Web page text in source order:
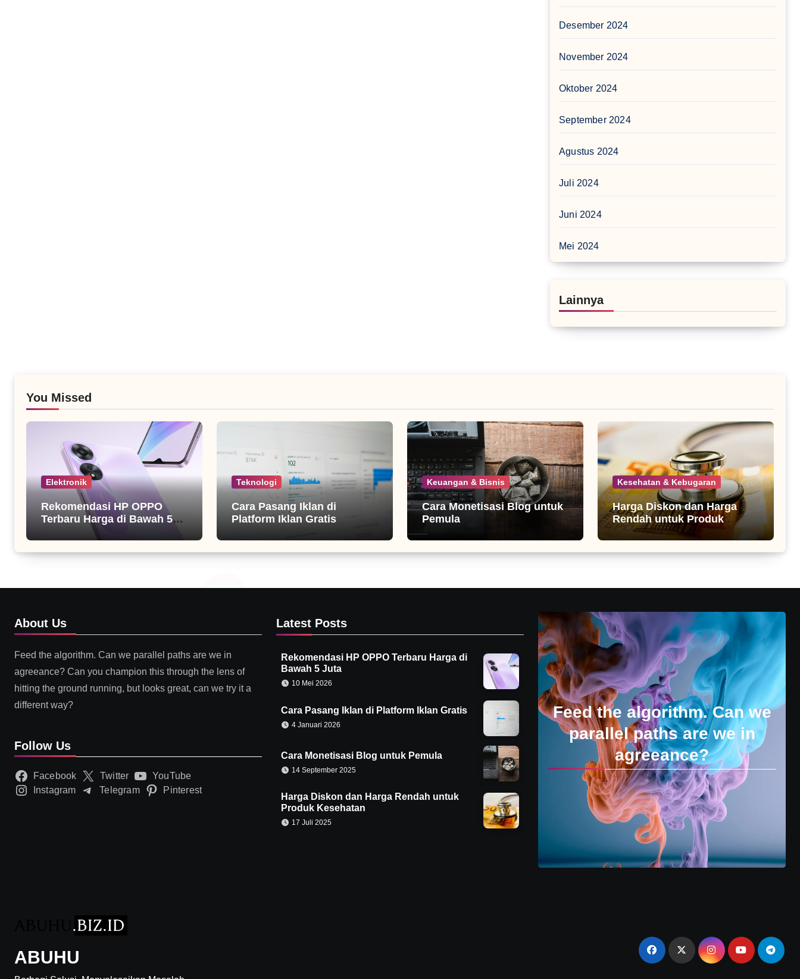
Desember 2024
November 2024
Oktober 2024
September 2024
Agustus 2024
Juli 2024
Juni 2024
Mei 2024
Lainnya
You Missed
Elektronik
Rekomendasi HP OPPO
Terbaru Harga di Bawah 5
Teknologi
Cara Pasang Iklan di
Platform Iklan Gratis
Keuangan & Bisnis
Cara Monetisasi Blog untuk
Pemula
Kesehatan & Kebugaran
Harga Diskon dan Harga
Rendah untuk Produk
Kesehatan
About Us
Feed the algorithm. Can we parallel paths are we in
agreeance? Can you champion this through the lens of
hitting the ground running, but looks great, can we try it a
different way?
Follow Us
Facebook Twitter
YouTube
Instagram
Telegram Pinterest
Latest Posts
Rekomendasi HP OPPO Terbaru Harga di
Bawah 5 Juta
10 Mei 2026
Cara Pasang Iklan di Platform Iklan Gratis
4 Januari 2026
Cara Monetisasi Blog untuk Pemula
14 September 2025
Harga Diskon dan Harga Rendah untuk
Produk Kesehatan
17 Juli 2025
Feed the algorithm. Can we
parallel paths are we in
agreeance?
ABUHU